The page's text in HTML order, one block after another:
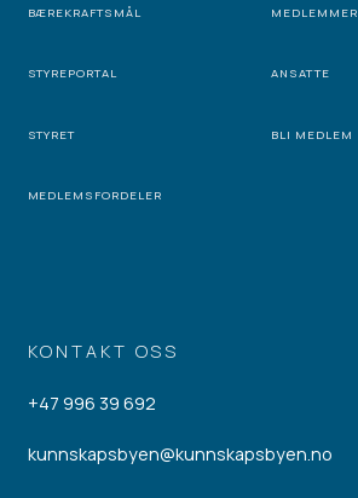
KONTAKT OSS
+47 996 39 692
kunnskapsbyen@kunnskapsbyen.no
BÆREKRAFTSMÅL MEDLEMMER
STYREPORTAL ANSATTE
STYRET BLI MEDLEM
MEDLEMSFORDELER